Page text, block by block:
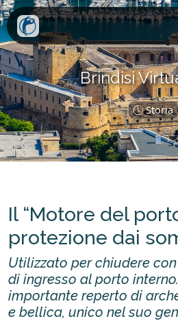
Brindisi
Storia
Il “Motore del
protezione dai
Utilizzato per chiudere
di ingresso al porto
importante reperto di
e bellica, unico nel suo